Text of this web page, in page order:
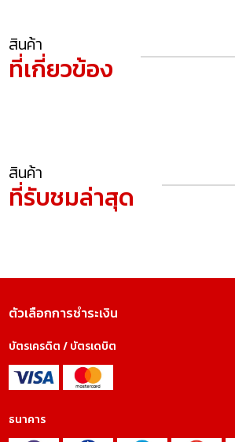
สินค้า
ที่เกี่ยวข้อง
สินค้า
ที่รับชมล่าสุด
ตัวเลือกการชำระเงิน
บัตรเครดิต / บัตรเดบิต
ธนาคาร